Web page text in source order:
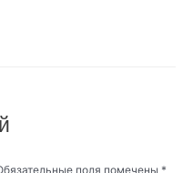
поля помечены *